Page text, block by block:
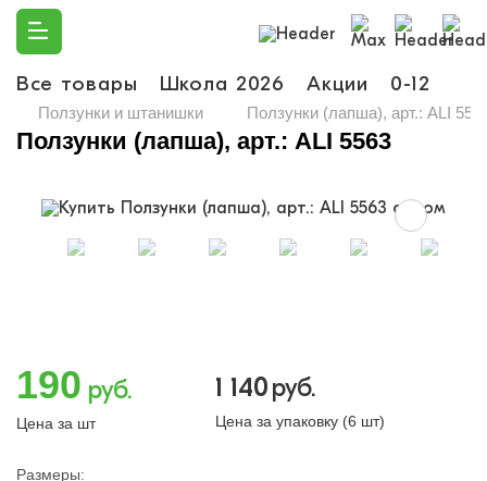
Все товары Школа 2026 Акции 0-12
Ползунки и штанишки Ползунки (лапша), арт.: ALI
Ползунки (лапша), арт.: ALI 5563
190 руб.
Цена за шт
1 140руб.
Цена за упаковку (6 шт)
Размеры: